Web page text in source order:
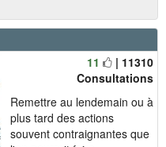
11
| 11310
Consultations
Remettre au lendemain ou à
plus tard des actions
souvent contraignantes que